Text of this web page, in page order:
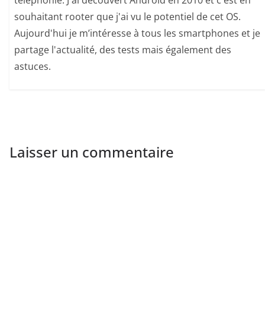
souhaitant rooter que j'ai vu le potentiel de cet OS.
Aujourd'hui je m’intéresse à tous les smartphones et je
partage l'actualité, des tests mais également des
astuces.
Laisser un commentaire